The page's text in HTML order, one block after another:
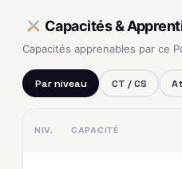
Capacités &
Capacités apprenables par ce
Par niveau CT / CS
NIV. CAPACITÉ